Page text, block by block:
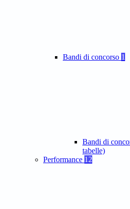
Bandi di concorso 1
Bandi di
tabelle)
Performance 12